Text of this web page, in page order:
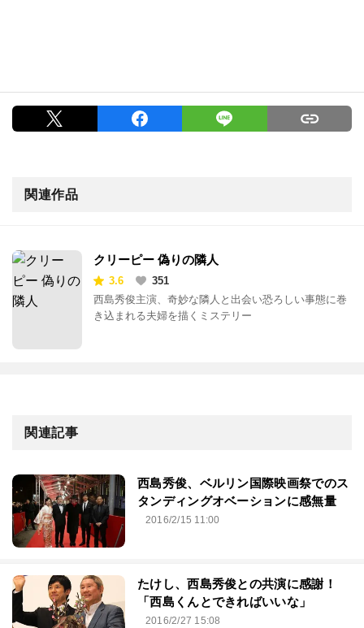
関連作品
クリーピー 偽りの隣人
3.6
351
西島秀俊主演、奇妙な隣人と出会い恐ろしい事態に巻
き込まれる夫婦を描くミステリー
関連記事
西島秀俊、ベルリン国際映画祭でのス
タンディングオベーションに感無量
2016/2/15 11:00
たけし、西島秀俊との共演に感謝！
「西島くんとできればいいな」
2016/2/27 15:08